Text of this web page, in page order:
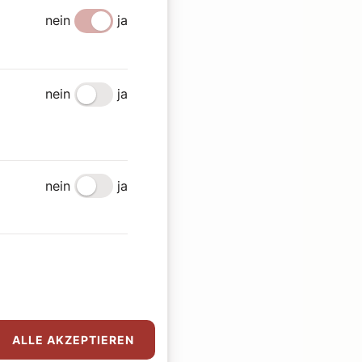
nein
ja
nein ja
nein
ja
ALLE AKZEPTIEREN